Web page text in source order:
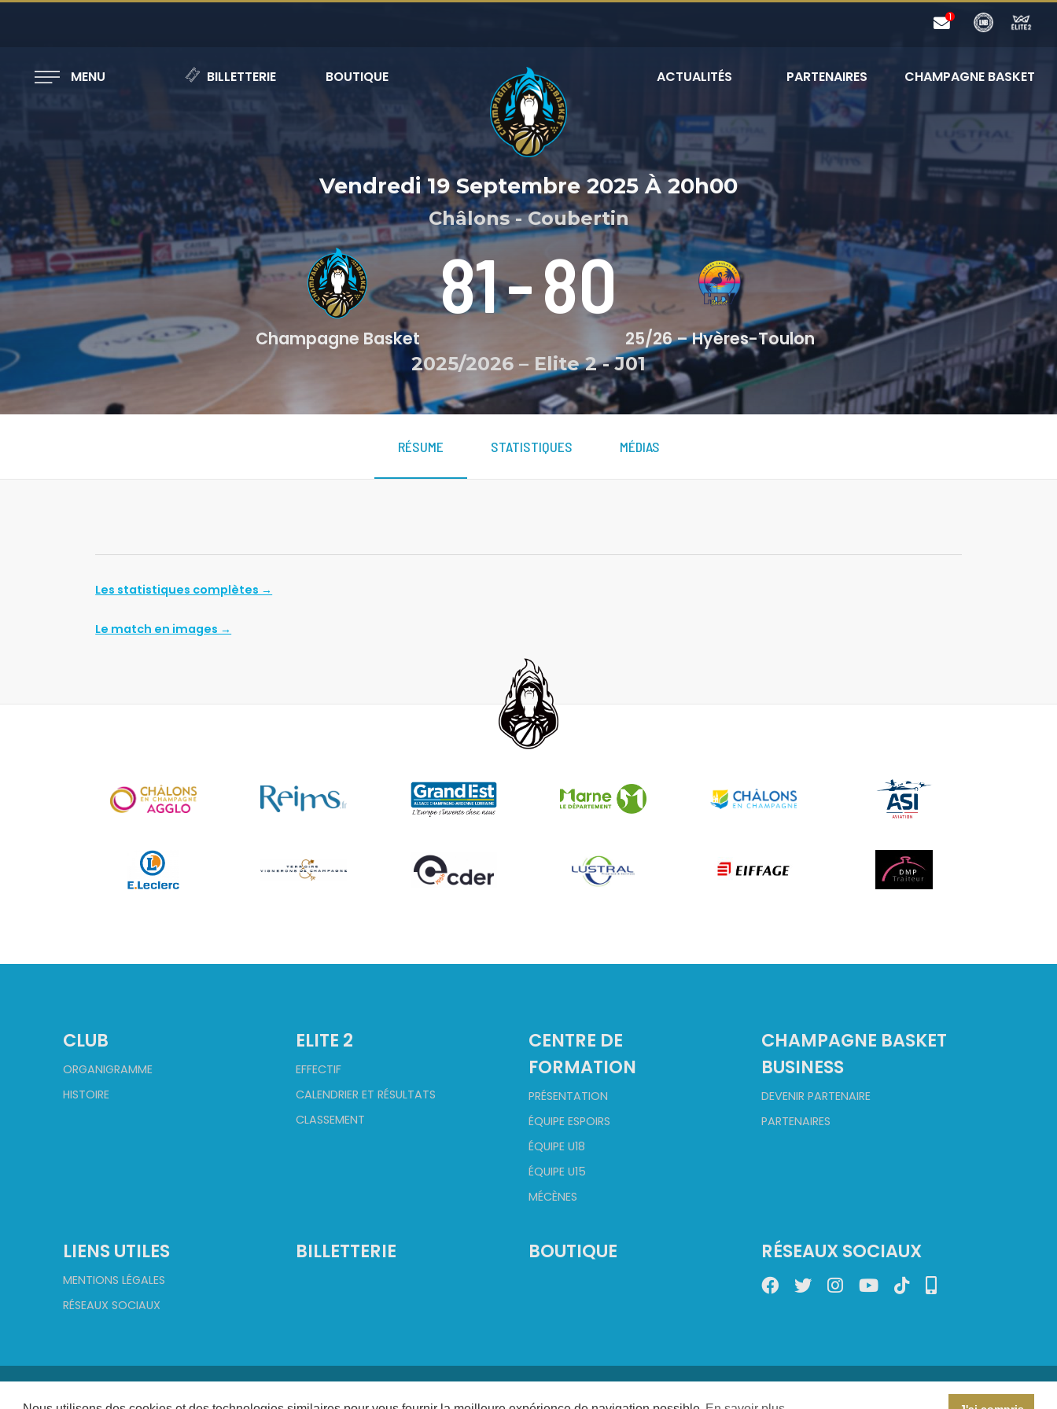
MENU BILLETTERIE BOUTIQUE ACTUALITÉS PARTENAIRES CHAMPAGNE BASKET
Vendredi 19 Septembre 2025 À 20h00
Châlons - Coubertin
Champagne Basket
81-80
25/26 – Hyères-Toulon
2025/2026 – Elite 2-J01
RÉSUME STATISTIQUES MÉDIAS
Les statistiques complètes →
Le match en images →
CLUB
ORGANIGRAMME
HISTOIRE
ELITE 2
EFFECTIF
CALENDRIER ET RÉSULTATS
CLASSEMENT
CENTRE DE
FORMATION
PRÉSENTATION
ÉQUIPE ESPOIRS
ÉQUIPE U18
ÉQUIPE U15
MÉCÈNES
CHAMPAGNE BASKET
BUSINESS
DEVENIR PARTENAIRE
PARTENAIRES
LIENS UTILES
MENTIONS LÉGALES
RÉSEAUX SOCIAUX
BILLETTERIE BOUTIQUE RÉSEAUX SOCIAUX
Conception : CHAMPAGNE CRÉATION- Réalisation :AXESYS